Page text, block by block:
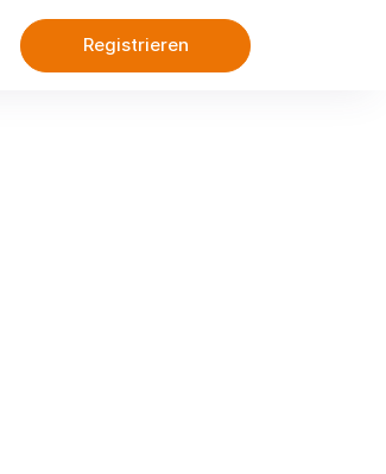
Registrieren